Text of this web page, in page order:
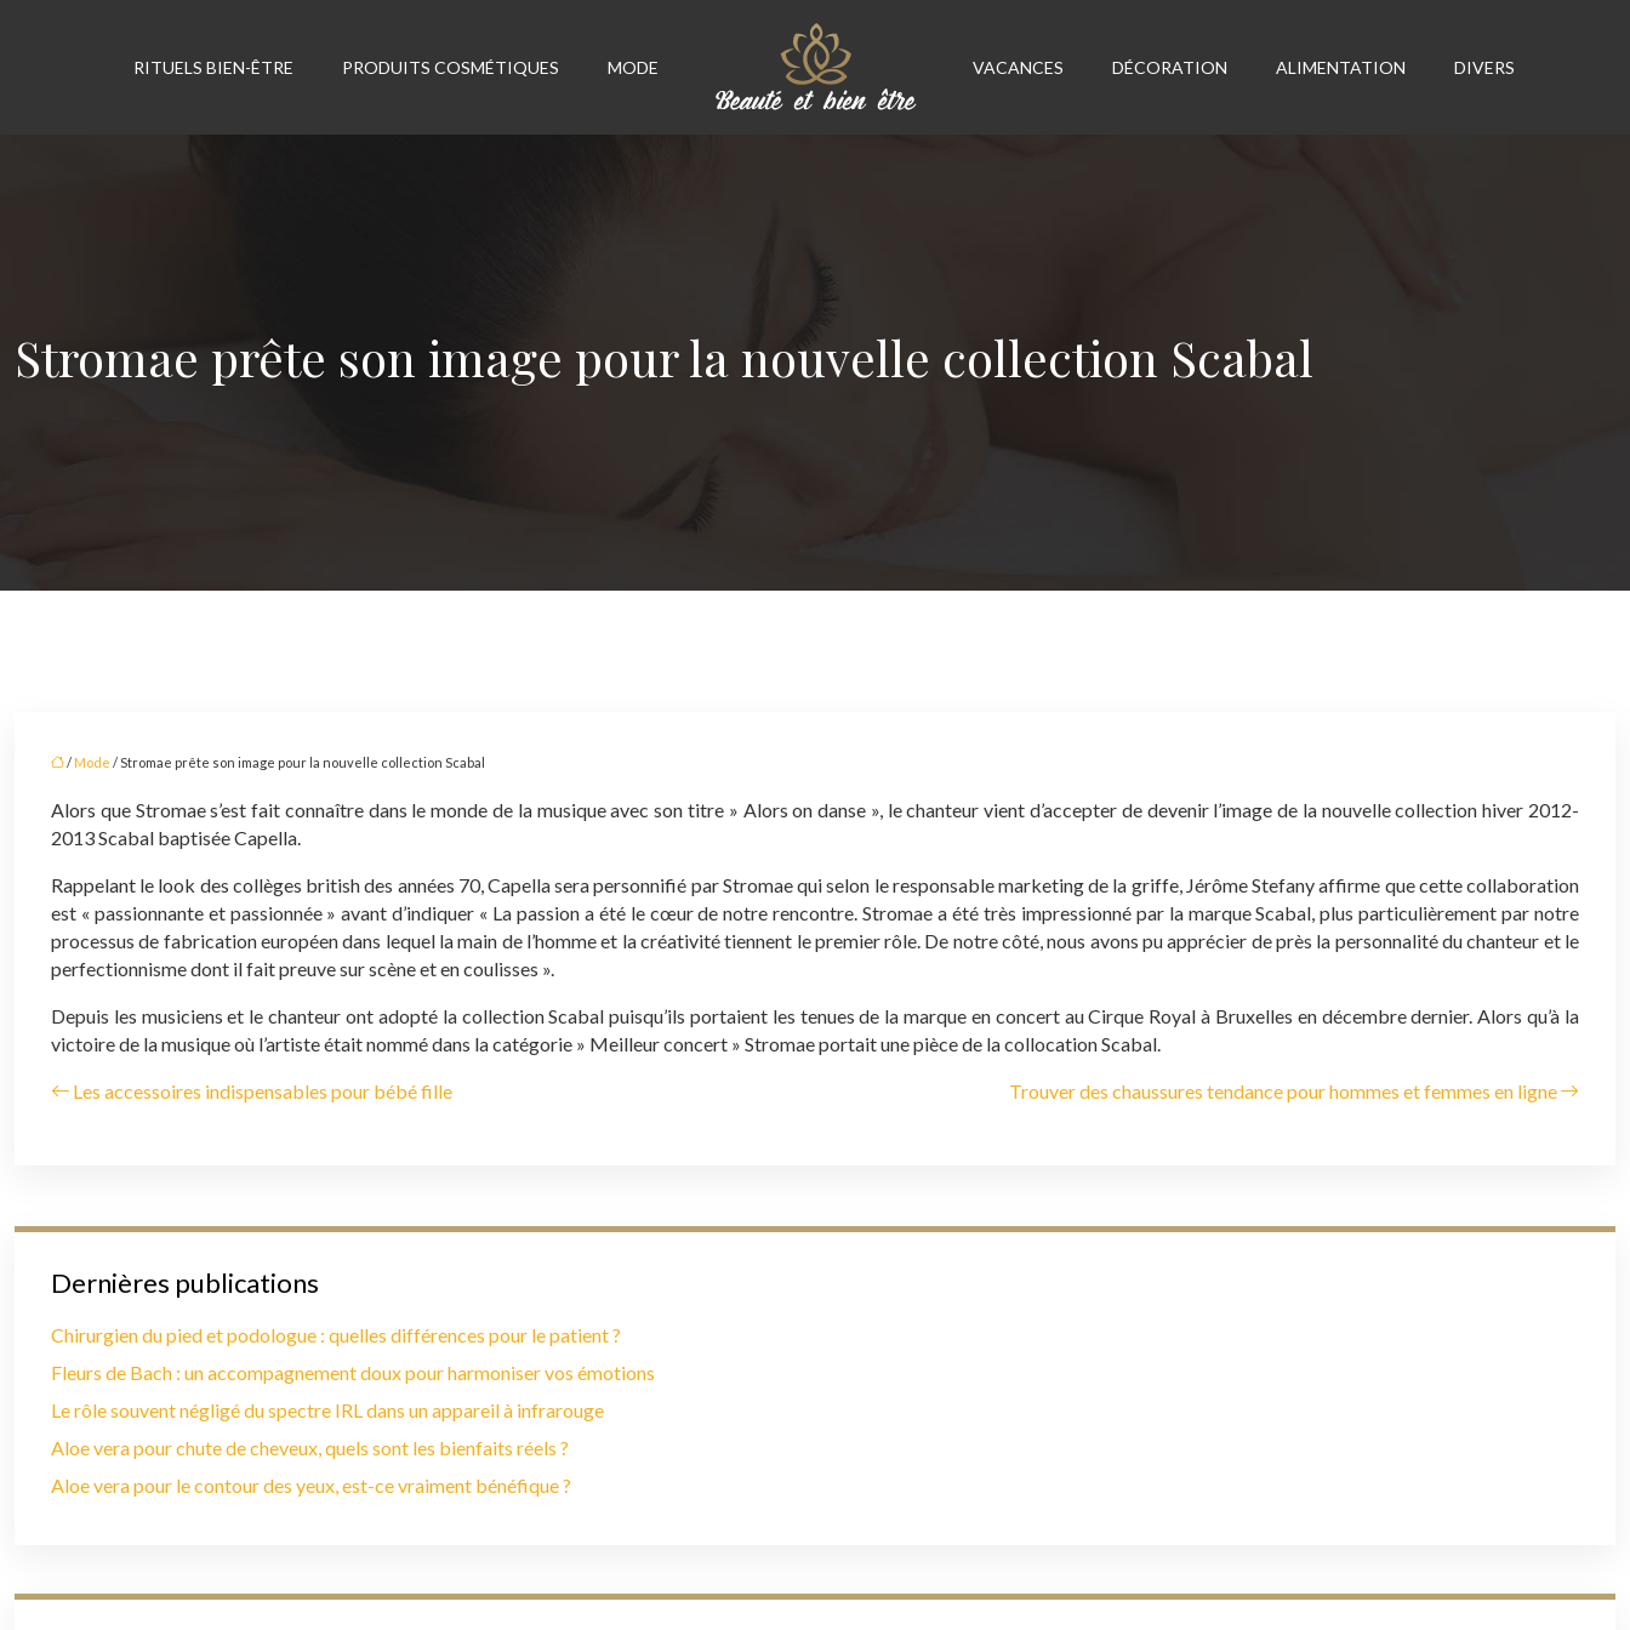
MODE
PRODUITS COSMÉTIQUES
RITUELS BIEN-ÊTRE VACANCES DÉCORATION ALIMENTATION DIVERS
Stromae prête son image pour la nouvelle collection Scabal
/ Mode / Stromae prête son image pour la nouvelle collection Scabal
Alors que Stromae s’est fait connaître dans le monde de la musique avec son titre » Alors on danse », le chanteur vient d’accepter de devenir l’image de la nouvelle collection hiver 2012-
2013 Scabal baptisée Capella.
Rappelant le look des collèges british des années 70, Capella sera personnifié par Stromae qui selon le responsable marketing de la griffe, Jérôme Stefany affirme que cette collaboration
est « passionnante et passionnée » avant d’indiquer « La passion a été le cœur de notre rencontre. Stromae a été très impressionné par la marque Scabal, plus particulièrement par notre
processus de fabrication européen dans lequel la main de l’homme et la créativité tiennent le premier rôle. De notre côté, nous avons pu apprécier de près la personnalité du chanteur et le
perfectionnisme dont il fait preuve sur scène et en coulisses ».
Depuis les musiciens et le chanteur ont adopté la collection Scabal puisqu’ils portaient les tenues de la marque en concert au Cirque Royal à Bruxelles en décembre dernier. Alors qu’à la
victoire de la musique où l’artiste était nommé dans la catégorie » Meilleur concert » Stromae portait une pièce de la collocation Scabal.
Les accessoires indispensables pour bébé fille Trouver des chaussures tendance pour hommes et femmes en ligne
Dernières publications
Chirurgien du pied et podologue : quelles différences pour le patient ?
Fleurs de Bach : un accompagnement doux pour harmoniser vos émotions
Le rôle souvent négligé du spectre IRL dans un appareil à infrarouge
Aloe vera pour chute de cheveux, quels sont les bienfaits réels ?
Aloe vera pour le contour des yeux, est-ce vraiment bénéfique ?